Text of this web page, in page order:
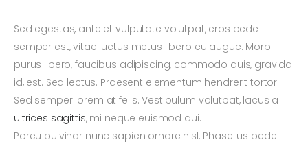
Sed egestas, ante et vulputate volutpat, eros pede
semper est, vitae luctus metus libero eu augue. Morbi
purus libero, faucibus adipiscing, commodo quis, gravida
id, est. Sed lectus. Praesent elementum hendrerit tortor.
Sed semper lorem at felis. Vestibulum volutpat, lacus a
ultrices sagittis, mi neque euismod dui.
Poreu pulvinar nunc sapien ornare nisl. Phasellus pede